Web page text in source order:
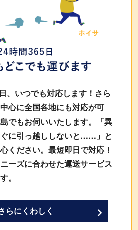
、いつでも対応します！さら
心に全国各地にも対応が可
でもお伺いいたします。「異
に引っ越ししないと……」と
ください。最短即日で対応！
ーズに合わせた運送サービス
。
らにくわしく